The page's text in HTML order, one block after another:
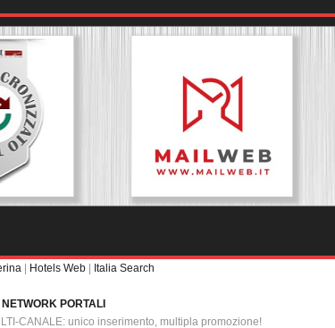
| Hotels Web | Italia Search
NETWORK PORTALI
CANALE: unico inserimento, multipla promozione!